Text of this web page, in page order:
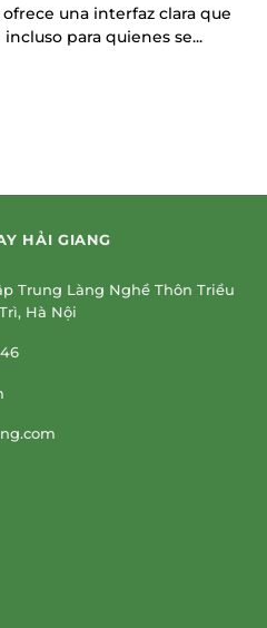
una interfaz clara que
para quienes se...
HẢI GIANG
Trung Làng Nghề Thôn Triều
Hà Nội